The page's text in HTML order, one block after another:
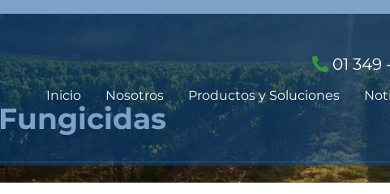
01 349
Inicio Nosotros Productos y Soluciones
Fungicidas